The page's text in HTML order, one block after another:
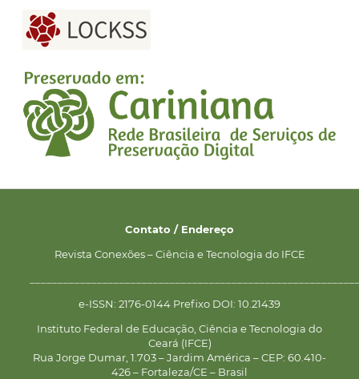
Contato / Endereço
Revista Conexões – Ciência e Tecnologia do IFCE
e-ISSN: 2176-0144 Prefixo DOI: 10.21439
Instituto Federal de Educação, Ciência e Tecnologia do
Ceará (IFCE)
Rua Jorge Dumar, 1.703 – Jardim América – CEP: 60.410-
426 – Fortaleza/CE – Brasil